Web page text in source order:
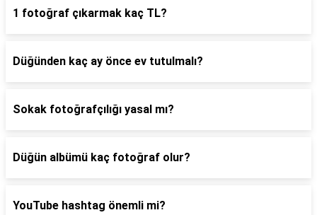
1 fotoğraf çıkarmak kaç TL?
Düğünden kaç ay önce ev tutulmalı?
Sokak fotoğrafçılığı yasal mı?
Düğün albümü kaç fotoğraf olur?
YouTube hashtag önemli mi?